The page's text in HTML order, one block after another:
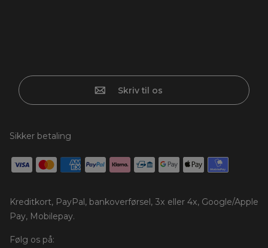
Skriv til os
Sikker betaling
Kreditkort, PayPal, bankoverførsel, 3x eller 4x, Google/Apple
Pay, Mobilepay.
Følg os på: